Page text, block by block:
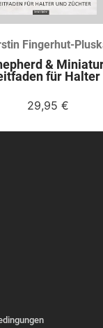
Fingerhut-
&
für Halter
29,95 €